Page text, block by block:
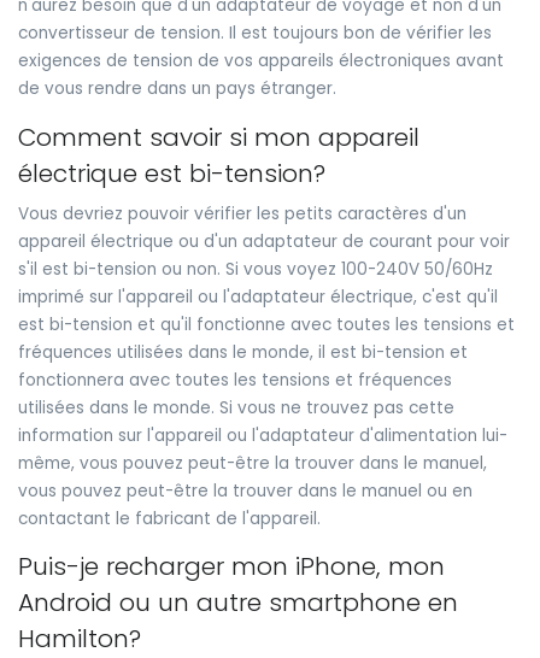
n'aurez besoin que d'un adaptateur de voyage et non d'un
convertisseur de tension. Il est toujours bon de vérifier les
exigences de tension de vos appareils électroniques avant
de vous rendre dans un pays étranger.
Comment savoir si mon appareil
électrique est bi-tension?
Vous devriez pouvoir vérifier les petits caractères d'un
appareil électrique ou d'un adaptateur de courant pour voir
s'il est bi-tension ou non. Si vous voyez 100-240V 50/60Hz
imprimé sur l'appareil ou l'adaptateur électrique, c'est qu'il
est bi-tension et qu'il fonctionne avec toutes les tensions et
fréquences utilisées dans le monde, il est bi-tension et
fonctionnera avec toutes les tensions et fréquences
utilisées dans le monde. Si vous ne trouvez pas cette
information sur l'appareil ou l'adaptateur d'alimentation lui-
même, vous pouvez peut-être la trouver dans le manuel,
vous pouvez peut-être la trouver dans le manuel ou en
contactant le fabricant de l'appareil.
Puis-je recharger mon iPhone, mon
Android ou un autre smartphone en
Hamilton?